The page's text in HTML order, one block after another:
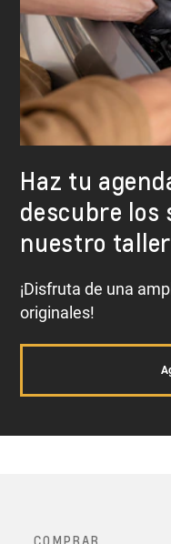
Ejes
Y muchos otros.
Haz tu
descubre los
nuestro taller
¡Disfruta de una
originales!